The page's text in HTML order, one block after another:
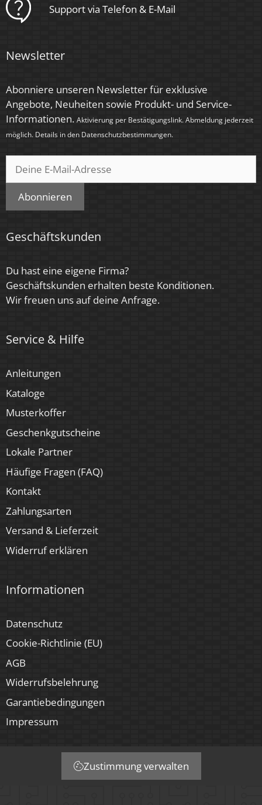
< 1,00 Sek.
< 0,5 Sek.
Anthrazit, Chrom – poliert, Eisen – gebürstet,
Schwarz, Silber – gebürstet, Silber – matt, Weiß
Tube-Farbe
Farbkonsistenz
Energieeffizienzklasse
Marke / Hersteller
Luxvenum
6 Jahre
Support via Telefon & E-Mail
Newsletter
Abonniere unseren Newsletter für exklusive
Angebote, Neuheiten sowie Produkt- und Service-
Informationen. Aktivierung per Bestätigungslink. Abmeldung jederzeit
möglich. Details in den Datenschutzbestimmungen.
Abonnieren
Geschäftskunden
Du hast eine eigene Firma?
Geschäftskunden erhalten beste Konditionen.
Wir freuen uns auf deine Anfrage.
Service & Hilfe
Anleitungen
Kataloge
Musterkoffer
Geschenkgutscheine
Lokale Partner
Häufige Fragen (FAQ)
Kontakt
Zahlungsarten
Versand & Lieferzeit
Widerruf erklären
Informationen
Datenschutz
Cookie-Richtlinie (EU)
AGB
Widerrufsbelehrung
Garantiebedingungen
Impressum
Zustimmung verwalten